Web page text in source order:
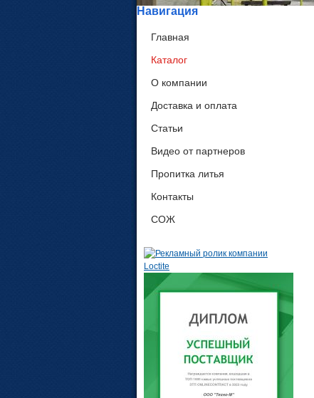
Навигация
Главная
Каталог
О компании
Доставка и оплата
Статьи
Видео от партнеров
Пропитка литья
Контакты
СОЖ